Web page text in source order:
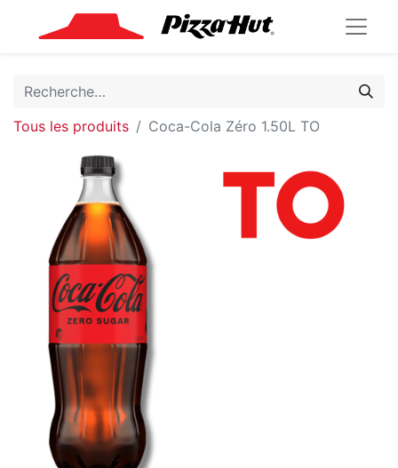
Tous les produits Coca-Cola Zéro 1.50L TO